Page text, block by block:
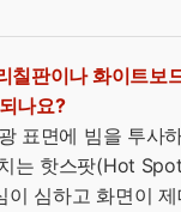
칠판이나 화이트보
나요?
표면에 빔을 투사
는 핫스팟(Hot
이 심하고 화면이